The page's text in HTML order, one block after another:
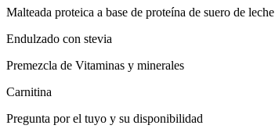
Malteada proteica a base de proteína de suero de leche
Endulzado con stevia
Premezcla de Vitaminas y minerales
Carnitina
Pregunta por el tuyo y su disponibilidad